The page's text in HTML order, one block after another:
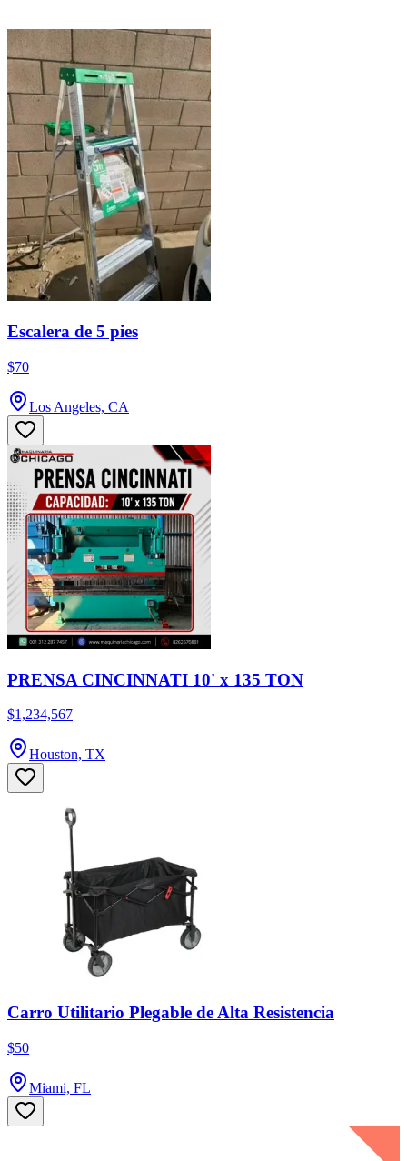
Escalera de 5 pies
$70
Los Angeles, CA
PRENSA CINCINNATI 10' x 135 TON
$1,234,567
Houston, TX
Carro Utilitario Plegable de Alta Resistencia
$50
Miami, FL